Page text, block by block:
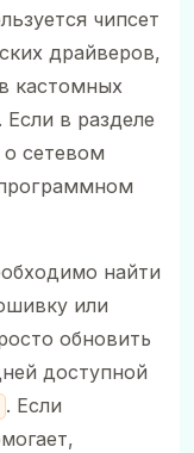
чипсет
драйверов,
кастомных
в разделе
сетевом
найти
или
обновить
доступной
. Если